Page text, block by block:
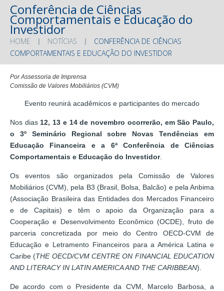
Conferência de Ciências
Comportamentais e Educação do
Investidor
HOME NOTÍCIAS
CONFERÊNCIA DE CIÊNCIAS
COMPORTAMENTAIS E EDUCAÇÃO DO INVESTIDOR
Por Assessoria de Imprensa
Comissão de Valores Mobiliários (CVM)
Evento reunirá acadêmicos e participantes do mercado
Nos dias 12, 13 e 14 de novembro ocorrerão, em São Paulo,
o 3º Seminário Regional sobre Novas Tendências em
Educação Financeira e a 6ª Conferência de Ciências
Comportamentais e Educação do Investidor.
Os eventos são organizados pela Comissão de Valores
Mobiliários (CVM), pela B3 (Brasil, Bolsa, Balcão) e pela Anbima
(Associação Brasileira das Entidades dos Mercados Financeiro
e de Capitais) e têm o apoio da Organização para a
Cooperação e Desenvolvimento Econômico (OCDE), fruto de
parceria concretizada por meio do Centro OECD-CVM de
Educação e Letramento Financeiros para a América Latina e
Caribe (THE OECD/CVM CENTRE ON FINANCIAL EDUCATION
AND LITERACY IN LATIN AMERICA AND THE CARIBBEAN).
De acordo com o Presidente da CVM, Marcelo Barbosa, a